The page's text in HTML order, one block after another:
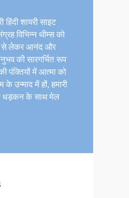
हिंदी शायरी साइट
विभिन्न थीम्स को
से लेकर आनंद और
की सारगर्भित रूप
पंक्तियों में आत्मा को
के उन्माद में हों, हमारी
धड़कन के साथ मेल